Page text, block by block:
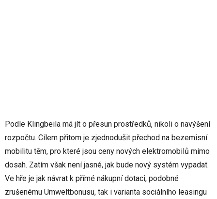
Podle Klingbeila má jít o přesun prostředků, nikoli o navýšení
rozpočtu. Cílem přitom je zjednodušit přechod na bezemisní
mobilitu těm, pro které jsou ceny nových elektromobilů mimo
dosah. Zatím však není jasné, jak bude nový systém vypadat.
Ve hře je jak návrat k přímé nákupní dotaci, podobné
zrušenému Umweltbonusu, tak i varianta sociálního leasingu